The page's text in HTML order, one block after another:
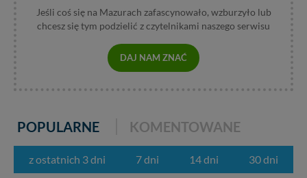
Jeśli coś się na Mazurach zafascynowało, wzburzyło lub
chcesz się tym podzielić z czytelnikami naszego serwisu
DAJ NAM ZNAĆ
POPULARNE KOMENTOWANE
z ostatnich 3 dni 7 dni 14 dni 30 dni